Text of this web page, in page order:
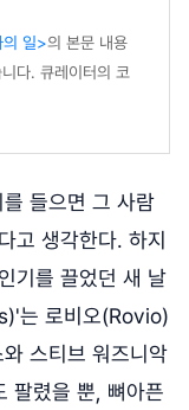
의 일>의 본문 내용
다. 큐레이터의 코
들으면 그 사람
고 생각한다. 하지
기를 끌었던 새 날
는 로비오(Rovio)
스티브 워즈니악
팔렸을 뿐, 뼈아픈